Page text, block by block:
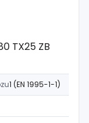
TX25 ZB
1 (EN 1995-1-1)